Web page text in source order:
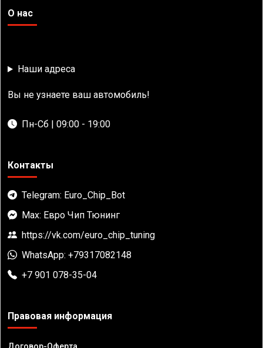
О нас
Наши адреса
Вы не узнаете ваш автомобиль!
Пн-Сб | 09:00 - 19:00
Контакты
Telegram: Euro_Chip_Bot
Max: Евро Чип Тюнинг
https://vk.com/euro_chip_tuning
WhatsApp: +79317082148
+7 901 078-35-04
Правовая информация